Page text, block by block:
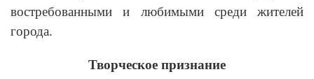
востребованными и любимыми среди жителей
города.
Творческое признание